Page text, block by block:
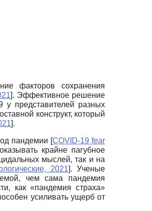
факторов сохранения
]. Эффективное решение
у представителей разных
конструкт, который
].
пандемии [COVID-19 fear
крайне пагубное
мыслей, так и на
2021]. Ученые
чем сама пандемия
как «пандемия страха»
усиливать ущерб от